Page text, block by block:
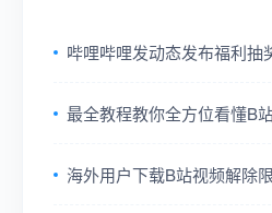
哔哩哔哩发动态发布福利抽
最全教程教你全方位看懂B
海外用户下载B站视频解除